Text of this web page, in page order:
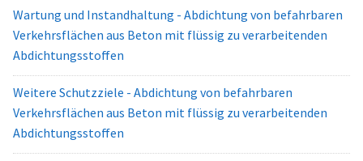
Wartung und Instandhaltung - Abdichtung von befahrbaren
Verkehrsflächen aus Beton mit flüssig zu verarbeitenden
Abdichtungsstoffen
Weitere Schutzziele - Abdichtung von befahrbaren
Verkehrsflächen aus Beton mit flüssig zu verarbeitenden
Abdichtungsstoffen